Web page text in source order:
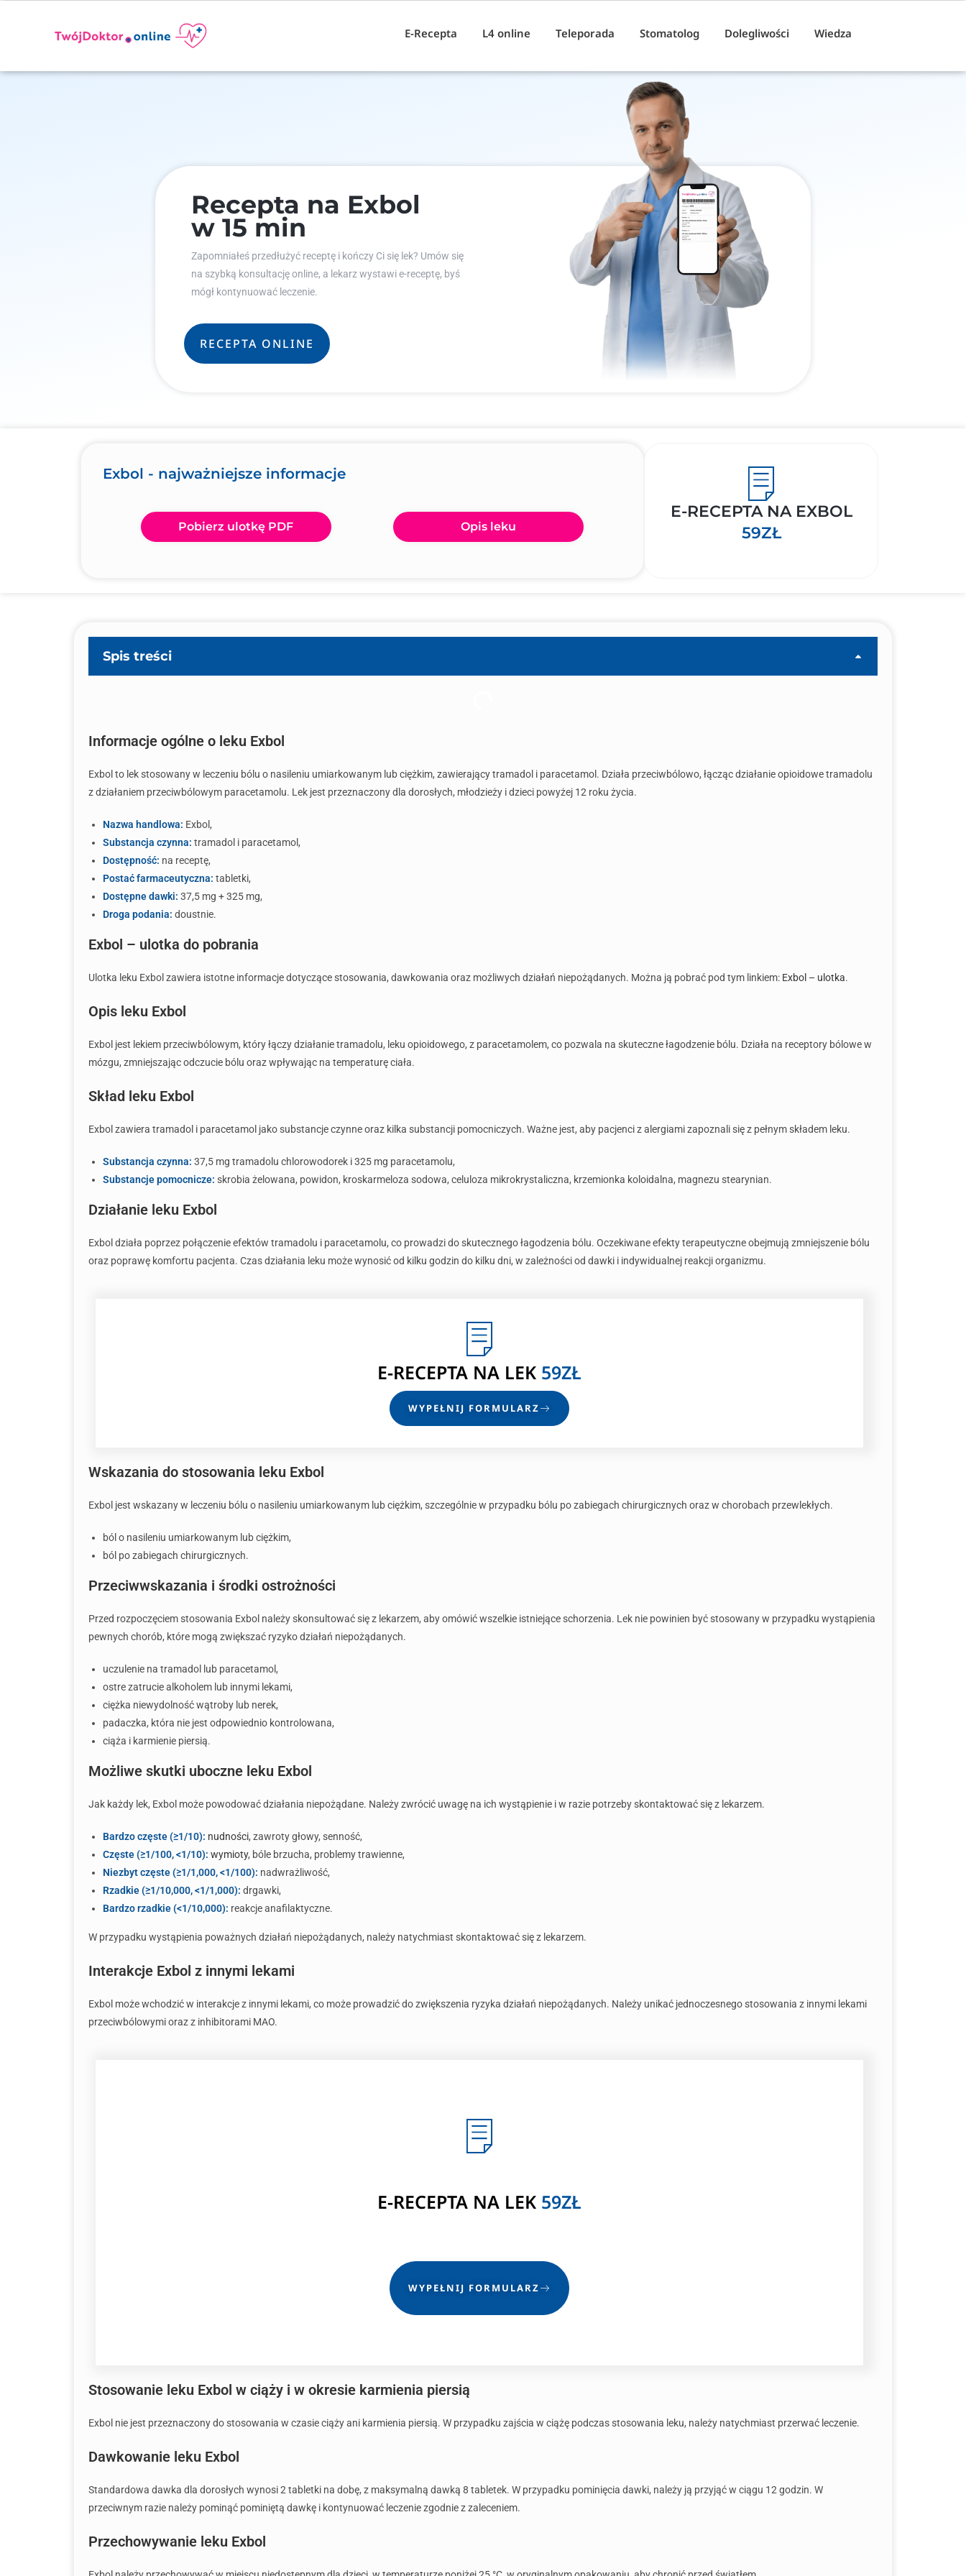
E-Recepta L4 online Teleporada Stomatolog Dolegliwości Wiedza
Recepta na Exbol
w 15 min
Zapomniałeś przedłużyć receptę i kończy Ci się lek? Umów się
na szybką konsultację online, a lekarz wystawi e-receptę, byś
mógł kontynuować leczenie.
RECEPTA ONLINE
Exbol - najważniejsze informacje
Pobierz ulotkę PDF Opis leku
E-RECEPTA NA EXBOL
59ZŁ
Spis treści
Informacje ogólne o leku Exbol
Exbol to lek stosowany w leczeniu bólu o nasileniu umiarkowanym lub ciężkim, zawierający tramadol i paracetamol. Działa przeciwbólowo, łącząc działanie opioidowe tramadolu
z działaniem przeciwbólowym paracetamolu. Lek jest przeznaczony dla dorosłych, młodzieży i dzieci powyżej 12 roku życia.
Nazwa handlowa: Exbol,
Substancja czynna: tramadol i paracetamol,
Dostępność: na receptę,
Postać farmaceutyczna: tabletki,
Dostępne dawki: 37,5 mg + 325 mg,
Droga podania: doustnie.
Exbol – ulotka do pobrania
Ulotka leku Exbol zawiera istotne informacje dotyczące stosowania, dawkowania oraz możliwych działań niepożądanych. Można ją pobrać pod tym linkiem: Exbol – ulotka.
Opis leku Exbol
Exbol jest lekiem przeciwbólowym, który łączy działanie tramadolu, leku opioidowego, z paracetamolem, co pozwala na skuteczne łagodzenie bólu. Działa na receptory bólowe w
mózgu, zmniejszając odczucie bólu oraz wpływając na temperaturę ciała.
Skład leku Exbol
Exbol zawiera tramadol i paracetamol jako substancje czynne oraz kilka substancji pomocniczych. Ważne jest, aby pacjenci z alergiami zapoznali się z pełnym składem leku.
Substancja czynna: 37,5 mg tramadolu chlorowodorek i 325 mg paracetamolu,
Substancje pomocnicze: skrobia żelowana, powidon, kroskarmeloza sodowa, celuloza mikrokrystaliczna, krzemionka koloidalna, magnezu stearynian.
Działanie leku Exbol
Exbol działa poprzez połączenie efektów tramadolu i paracetamolu, co prowadzi do skutecznego łagodzenia bólu. Oczekiwane efekty terapeutyczne obejmują zmniejszenie bólu
oraz poprawę komfortu pacjenta. Czas działania leku może wynosić od kilku godzin do kilku dni, w zależności od dawki i indywidualnej reakcji organizmu.
E-RECEPTA NA LEK 59ZŁ
WYPEŁNIJ FORMULARZ
Wskazania do stosowania leku Exbol
Exbol jest wskazany w leczeniu bólu o nasileniu umiarkowanym lub ciężkim, szczególnie w przypadku bólu po zabiegach chirurgicznych oraz w chorobach przewlekłych.
ból o nasileniu umiarkowanym lub ciężkim,
ból po zabiegach chirurgicznych.
Przeciwwskazania i środki ostrożności
Przed rozpoczęciem stosowania Exbol należy skonsultować się z lekarzem, aby omówić wszelkie istniejące schorzenia. Lek nie powinien być stosowany w przypadku wystąpienia
pewnych chorób, które mogą zwiększać ryzyko działań niepożądanych.
uczulenie na tramadol lub paracetamol,
ostre zatrucie alkoholem lub innymi lekami,
ciężka niewydolność wątroby lub nerek,
padaczka, która nie jest odpowiednio kontrolowana,
ciąża i karmienie piersią.
Możliwe skutki uboczne leku Exbol
Jak każdy lek, Exbol może powodować działania niepożądane. Należy zwrócić uwagę na ich wystąpienie i w razie potrzeby skontaktować się z lekarzem.
Bardzo częste (≥1/10): nudności, zawroty głowy, senność,
Częste (≥1/100, <1/10): wymioty, bóle brzucha, problemy trawienne,
Niezbyt częste (≥1/1,000, <1/100): nadwrażliwość,
Rzadkie (≥1/10,000, <1/1,000): drgawki,
Bardzo rzadkie (<1/10,000): reakcje anafilaktyczne.
W przypadku wystąpienia poważnych działań niepożądanych, należy natychmiast skontaktować się z lekarzem.
Interakcje Exbol z innymi lekami
Exbol może wchodzić w interakcje z innymi lekami, co może prowadzić do zwiększenia ryzyka działań niepożądanych. Należy unikać jednoczesnego stosowania z innymi lekami
przeciwbólowymi oraz z inhibitorami MAO.
E-RECEPTA NA LEK 59ZŁ
WYPEŁNIJ FORMULARZ
Stosowanie leku Exbol w ciąży i w okresie karmienia piersią
Exbol nie jest przeznaczony do stosowania w czasie ciąży ani karmienia piersią. W przypadku zajścia w ciążę podczas stosowania leku, należy natychmiast przerwać leczenie.
Dawkowanie leku Exbol
Standardowa dawka dla dorosłych wynosi 2 tabletki na dobę, z maksymalną dawką 8 tabletek. W przypadku pominięcia dawki, należy ją przyjąć w ciągu 12 godzin. W
przeciwnym razie należy pominąć pominiętą dawkę i kontynuować leczenie zgodnie z zaleceniem.
Przechowywanie leku Exbol